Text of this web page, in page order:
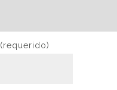
(requerido)